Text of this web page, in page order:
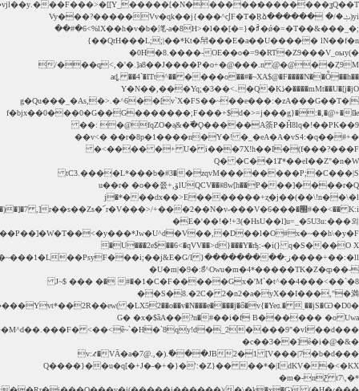
�ʓQ��T�������׃������N�]�����_F���>�[[Y���.vjl��y������������Ԣ��G������9�r_���Z��ڞ�lLxUl+��Nw�İ�c���l������ԊVu�܅��̽Я���*����?
�(U���m���P��]�W�T��<�y���*Jw�U^d�V��,�D��l�O#x�~��h\�y�F��ɢRJ~2X��4ML��E���,��